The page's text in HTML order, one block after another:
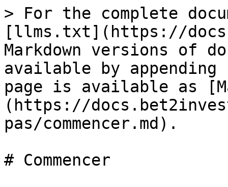
> For the complete
[llms.txt](https://
Markdown versions of
available by
page is available as
(https://
pas/commencer.md).
# Commencer